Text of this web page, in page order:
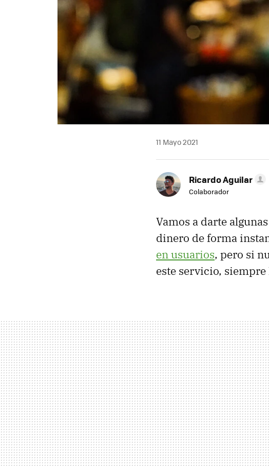
11 Mayo 2021
Ricardo Aguilar
Colaborador
Vamos a darte
dinero de forma
en usuarios, pero si
este servicio,